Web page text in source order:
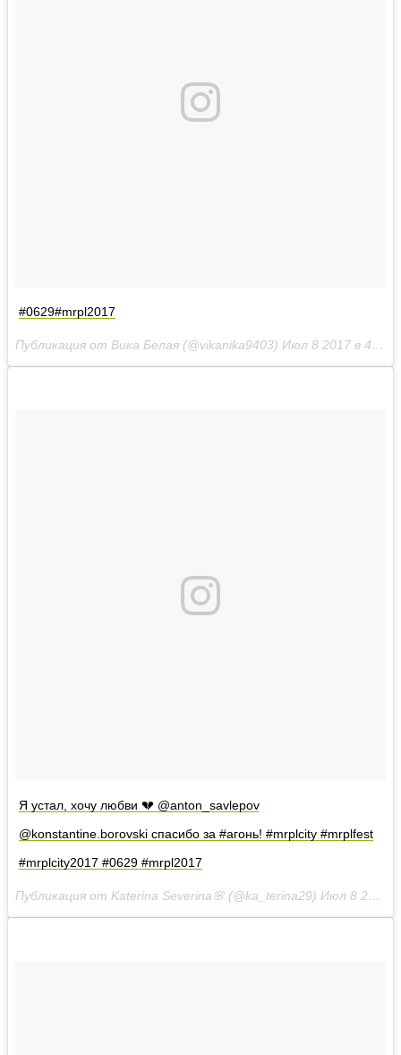
#0629#mrpl2017
Публикация от Вика Белая (@vikanika9403) Июл 8 2017 в 4:24 PDT
Я устал, хочу любви 💔 @anton_savlepov
@konstantine.borovski спасибо за #агонь! #mrplcity #mrplfest
#mrplcity2017 #0629 #mrpl2017
Публикация от Katerina Severina🌸 (@ka_terina29) Июл 8 2017 в 3:17 PDT